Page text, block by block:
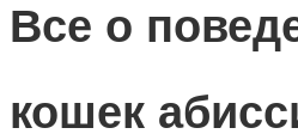
Все о
кошек